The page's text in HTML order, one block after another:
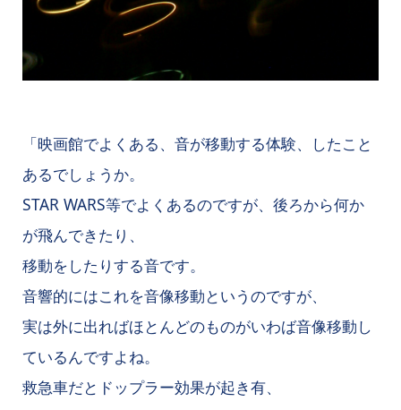
「映画館でよくある、音が移動する体験、したこと
あるでしょうか。
STAR WARS等でよくあるのですが、後ろから何か
が飛んできたり、
移動をしたりする音です。
音響的にはこれを音像移動というのですが、
実は外に出ればほとんどのものがいわば音像移動し
ているんですよね。
救急車だとドップラー効果が起き有、